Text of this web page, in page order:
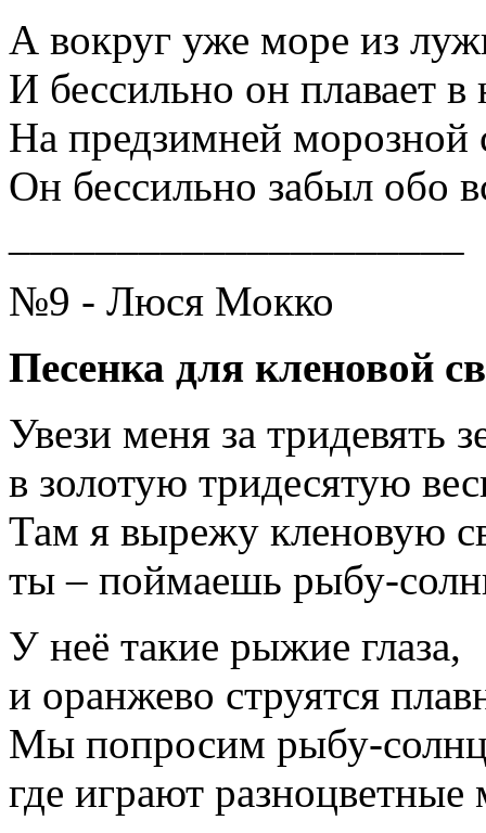
А вокруг уже море из
И бессильно он плавает в
На предзимней морозной
Он бессильно забыл обо
№9 - Люся Мокко
Песенка для кленовой
Увези меня за тридевять
в золотую тридесятую
Там я вырежу кленовую
ты – поймаешь рыбу-
У неё такие рыжие глаза,
и оранжево струятся
Мы попросим рыбу-
где играют разноцветные